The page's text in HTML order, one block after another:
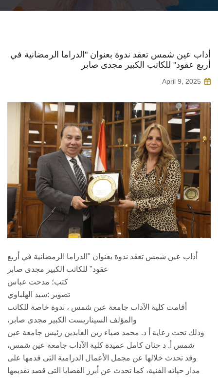
تواصل معنا
أداب عين شمس تعقد ندوة بعنوان "الدراما الرمضانية في
أربع عقود" للكاتب الكبير مجدى صابر
April 9, 2025
أداب عين شمس تعقد ندوة بعنوان "الدراما الرمضانية في أربع
عقود" للكاتب الكبير مجدى صابر
كتب؛ مدحت عباس
تصوير :سيد الهلباوي
أقامت كلية الآداب جامعة عين شمس ، ندوة خاصة للكاتب
والمؤلف السيناريست الكبير مجدى صابر،
وذلك تحت رعاية أ د. محمد ضياء زين العابدين رئيس جامعة عين
شمس أ. د حنان كامل عميدة كلية الآداب جامعة عين شمس،
وقد تحدث خلالها عن مجمل الأعمال الدرامية التى قدمها على
مدار حياته الفنية، كما تحدث عن أبرز القضايا التى قصد تقديمها